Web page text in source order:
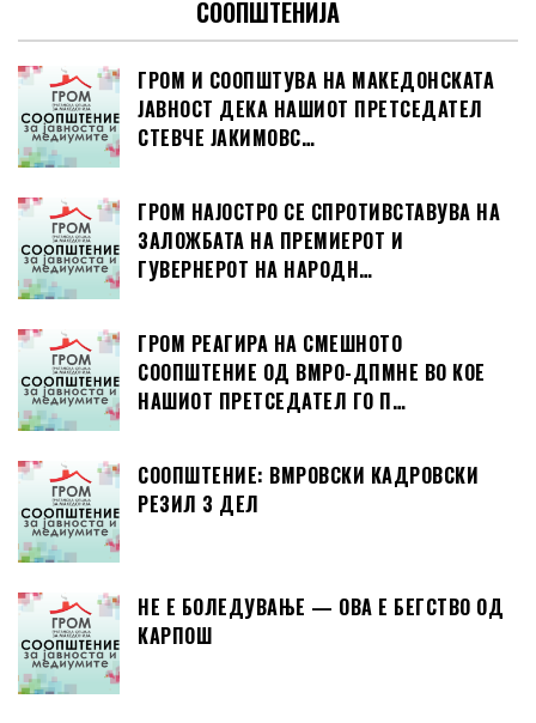
СООПШТЕНИЈА
ГРОМ И СООПШТУВА НА МАКЕДОНСКАТА
ЈАВНОСТ ДЕКА НАШИОТ ПРЕТСЕДАТЕЛ
СТЕВЧЕ ЈАКИМОВС…
ГРОМ НАЈОСТРО СЕ СПРОТИВСТАВУВА НА
ЗАЛОЖБАТА НА ПРЕМИЕРОТ И
ГУВЕРНЕРОТ НА НАРОДН…
ГРОМ РЕАГИРА НА СМЕШНОТО
СООПШТЕНИЕ ОД ВМРО-ДПМНЕ ВО КОЕ
НАШИОТ ПРЕТСЕДАТЕЛ ГО П…
СООПШТЕНИЕ: ВМРОВСКИ КАДРОВСКИ
РЕЗИЛ 3 ДЕЛ
НЕ Е БОЛЕДУВАЊЕ — ОВА Е БЕГСТВО ОД
КАРПОШ